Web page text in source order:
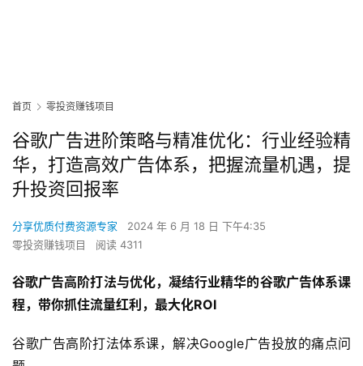
首页 零投资赚钱项目
谷歌广告进阶策略与精准优化：行业经验精
华，打造高效广告体系，把握流量机遇，提
升投资回报率
分享优质付费资源专家
2024 年 6 月 18 日 下午4:35
零投资赚钱项目
阅读 4311
谷歌广告高阶打法与优化，凝结行业精华的谷歌广告体系课
程，带你抓住流量红利，最大化ROI
谷歌广告高阶打法体系课，解决Google广告投放的痛点问